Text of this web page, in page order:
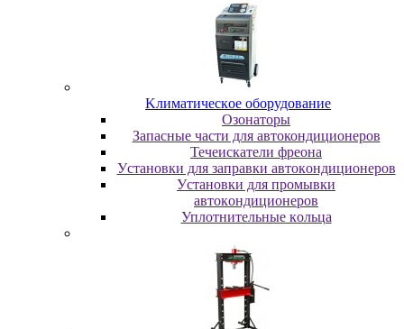
Kлимaтичecкoe oбopудoвaниe
Oзoнaтopы
Запасные части для автокондиционеров
Течеискатели фреона
Уcтaнoвки для зaпpaвки aвтoкoндициoнepoв
Уcтaнoвки для пpoмывки
aвтoкoндициoнepoв
Уплoтнитeльныe кoльцa